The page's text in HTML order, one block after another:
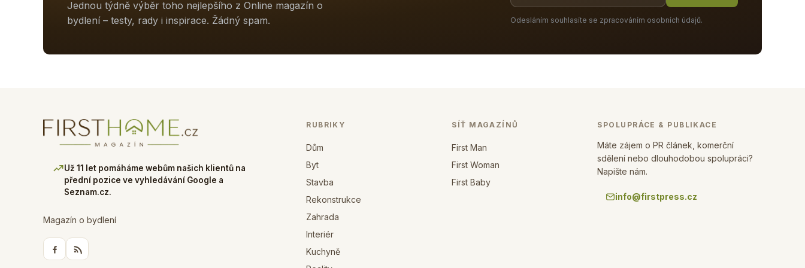
Jednou týdně výběr toho nejlepšího z Online magazín o
bydlení – testy, rady i inspirace. Žádný spam.
Odesláním souhlasíte se zpracováním osobních údajů.
Už 11 let pomáháme webům našich klientů na
přední pozice ve vyhledávání Google a
Seznam.cz.
Magazín o bydlení
RUBRIKY
Dům
Byt
Stavba
Rekonstrukce
Zahrada
Interiér
Kuchyně
SÍŤ MAGAZÍNŮ
First Man
First Woman
First Baby
SPOLUPRÁCE & PUBLIKACE
Máte zájem o PR článek, komerční
sdělení nebo dlouhodobou spolupráci?
Napište nám.
info@firstpress.cz